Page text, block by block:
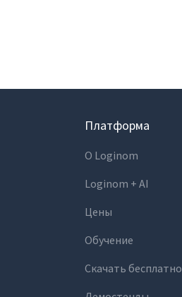
Платформа
О Loginom
Loginom + AI
Цены
Обучение
Скачать бесплатно